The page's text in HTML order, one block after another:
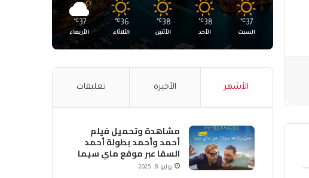
37
℃
السبت
38
℃
الأحد
38
℃
الأثنين
36
℃
الثلاثاء
37
℃
الأربعاء
الأشهر الأخيرة تعليقات
مشاهدة وتحميل فيلم
أحمد وأحمد بطولة أحمد
السقا عبر موقع ماي سيما
MyCima (وي سيما WeCima)
يوليو 8, 2025